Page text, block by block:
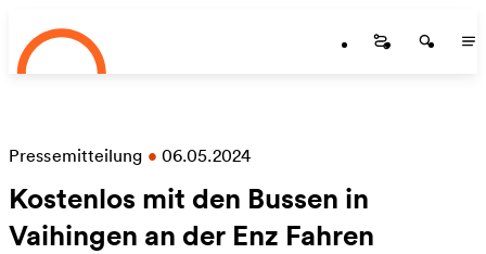
Zum Hauptinhalt springen
Startseite
Pressemitteilung • 06.05.2024
Kostenlos mit den Bussen in
Vaihingen an der Enz Fahren